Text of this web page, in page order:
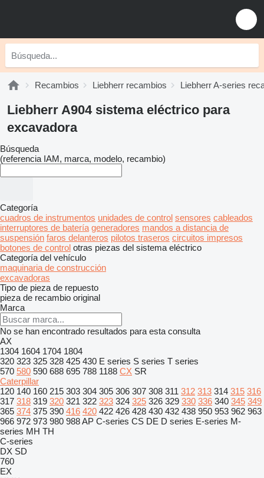
Recambios Liebherr recambios Liebherr A-series
Liebherr A904 sistema eléctrico para
excavadora
Búsqueda
(referencia IAM, marca, modelo, recambio)
Categoría
cuadros de instrumentos unidades de control sensores cableados
interruptores de batería generadores mandos a distancia de
suspensión faros delanteros pilotos traseros circuitos impresos
botones de control otras piezas del sistema eléctrico
Categoría del vehículo
maquinaria de construcción
excavadoras
Tipo de pieza de repuesto
pieza de recambio original
Marca
No se han encontrado resultados para esta consulta
AX
1304 1604 1704 1804
320 323 325 328 425 430 E series S series T series
570 580 590 688 695 788 1188 CX SR
Caterpillar
120 140 160 215 303 304 305 306 307 308 311 312 313 314 315 316
317 318 319 320 321 322 323 324 325 326 329 330 336 340 345 349
365 374 375 390 416 420 422 426 428 430 432 438 950 953 962 963
966 972 973 980 988AP C-series CS DE D series E-series M-
series MH TH
C-series
DX SD
760
EX